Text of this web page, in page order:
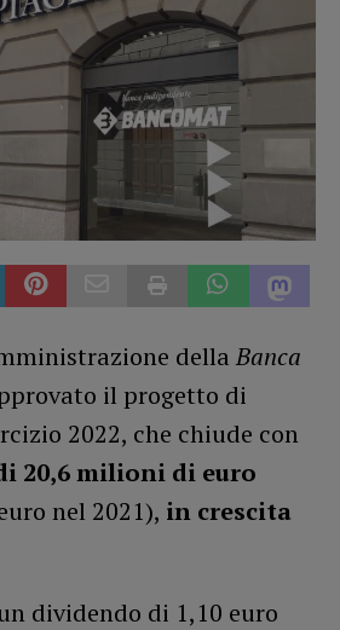
dellaBanca
il progetto di
2022, che chiude con
20,6 milioni di euro
nel 2021), in crescita
dividendo di 1,10 euro